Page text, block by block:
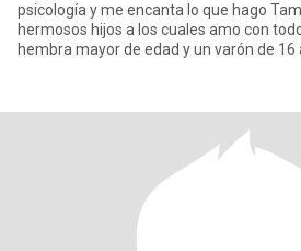
psicología y me encanta lo que hago También soy madre de dos
hermosos hijos a los cuales amo con
hembra mayor de edad y un varón de